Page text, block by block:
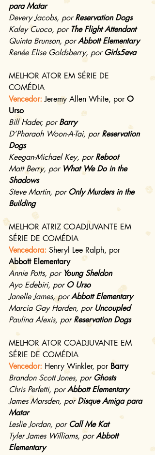
para Matar
Devery Jacobs, por Reservation Dogs
Kaley Cuoco, por The Flight Attendant
Quinta Brunson, por Abbott Elementary
Renée Elise Goldsberry, por Girls5eva
MELHOR ATOR EM SÉRIE DE
COMÉDIA
Vencedor: Jeremy Allen White, por O
Urso
Bill Hader, por Barry
D’Pharaoh Woon-A-Tai, por Reservation
Dogs
Keegan-Michael Key, por Reboot
Matt Berry, por What We Do in the
Shadows
Steve Martin, por Only Murders in the
Building
MELHOR ATRIZ COADJUVANTE EM
SÉRIE DE COMÉDIA
Vencedora: Sheryl Lee Ralph, por
Abbott Elementary
Annie Potts, por Young Sheldon
Ayo Edebiri, por O Urso
Janelle James, por Abbott Elementary
Marcia Gay Harden, por Uncoupled
Paulina Alexis, por Reservation Dogs
MELHOR ATOR COADJUVANTE EM
SÉRIE DE COMÉDIA
Vencedor: Henry Winkler, por Barry
Brandon Scott Jones, por Ghosts
Chris Perfetti, por Abbott Elementary
James Marsden, por Disque Amiga para
Matar
Leslie Jordan, por Call Me Kat
Tyler James Williams, por Abbott
Elementary